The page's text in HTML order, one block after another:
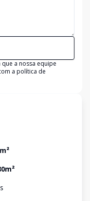
a nossa equipe
a política de
m²
m²
s